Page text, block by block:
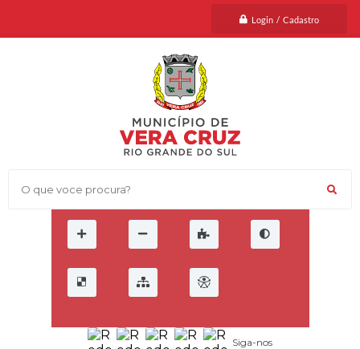
Login / Cadastro
O que voce procura?
Siga-nos